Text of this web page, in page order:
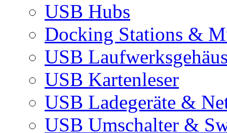
USB Hubs
Docking Stations &
USB
USB Kartenleser
USB Ladegeräte &
USB Umschalter &